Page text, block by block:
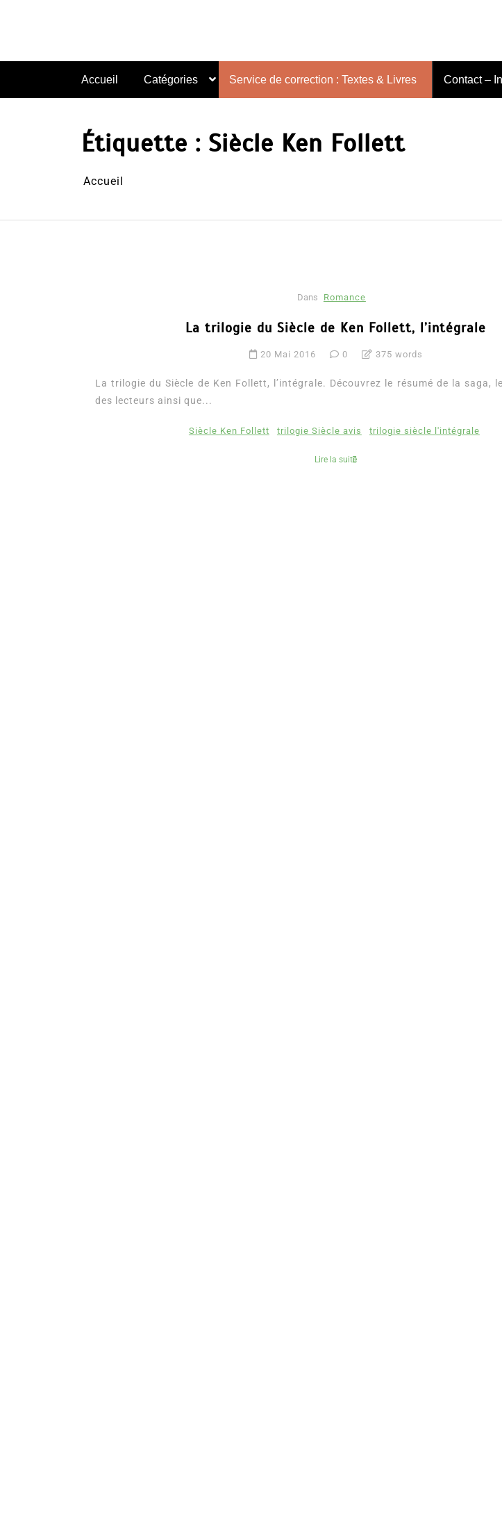
Accueil Catégories Service de correction : Textes & Livres Contact –
Étiquette : Siècle Ken Follett
Accueil
Dans Romance
La trilogie du Siècle de Ken Follett, l’intégrale
20 Mai 2016 0 375 words
La trilogie du Siècle de Ken Follett, l’intégrale. Découvrez le résumé de la saga,
des lecteurs ainsi que...
Siècle Ken Follett trilogie Siècle avis trilogie siècle l'intégrale
Lire la suite